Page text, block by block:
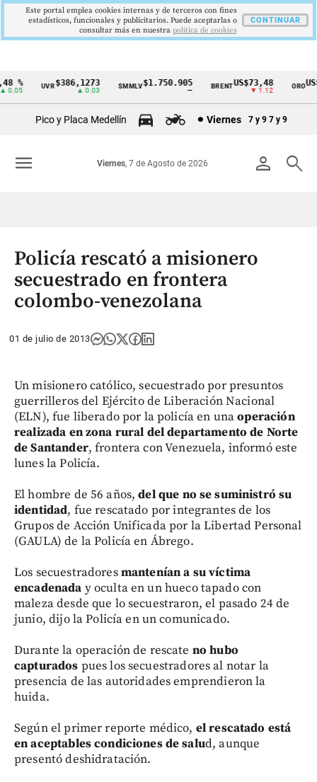
Cintillo
Colombia
% UVR$386,1273
▲ 0.03
SMMLV$1.750.905 BRENTUS$73,48
▼ 1.12
ORO
Pico y Placa Medellín Viernes 7 y 9 7 y 9
person search
Viernes, 7 de Agosto de 2026
menu
Policía rescató a misionero
secuestrado en frontera
colombo-venezolana
01 de julio de 2013
Un misionero católico, secuestrado por presuntos
guerrilleros del Ejército de Liberación Nacional
(ELN), fue liberado por la policía en unaoperación
realizada en zona rural del departamento de Norte
de Santander, frontera con Venezuela, informó este
lunes la Policía.
El hombre de 56 años,del que no se suministró su
identidad, fue rescatado por integrantes de los
Grupos de Acción Unificada por la Libertad Personal
(GAULA) de la Policía en Ábrego.
Los secuestradoresmantenían a su víctima
encadenada y oculta en un hueco tapado con
maleza desde que lo secuestraron, el pasado 24 de
junio, dijo la Policía en un comunicado.
Durante la operación de rescate no hubo
capturados pues los secuestradores al notar la
presencia de las autoridades emprendieron la
huida.
Según el primer reporte médico, el rescatado está
en aceptables condiciones de salud, aunque
presentó deshidratación.
Este portal emplea cookies internas y de terceros con fines
estadísticos, funcionales y publicitarios. Puede aceptarlas o
consultar más en nuestra politica de cookies
CONTINUAR